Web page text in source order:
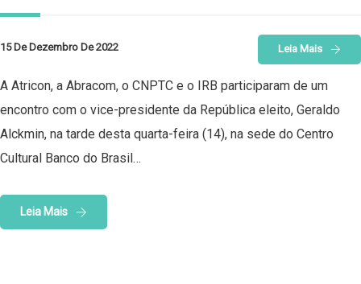
15 De Dezembro De 2022 Leia Mais
A Atricon, a Abracom, o CNPTC e o IRB participaram de um
encontro com o vice-presidente da República eleito, Geraldo
Alckmin, na tarde desta quarta-feira (14), na sede do Centro
Cultural Banco do Brasil…
Leia Mais